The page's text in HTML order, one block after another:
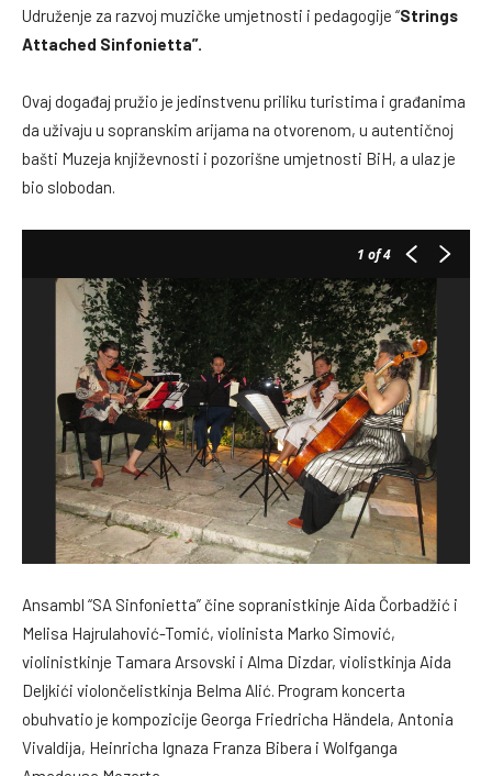
Udruženje za razvoj muzičke umjetnosti i pedagogije “Strings
Attached Sinfonietta”.
Ovaj događaj pružio je jedinstvenu priliku turistima i građanima
da uživaju u sopranskim arijama na otvorenom, u autentičnoj
bašti Muzeja književnosti i pozorišne umjetnosti BiH, a ulaz je
bio slobodan.
1 of 4
Ansambl “SA Sinfonietta” čine sopranistkinje Aida Čorbadžić i
Melisa Hajrulahović-Tomić, violinista Marko Simović,
violinistkinje Tamara Arsovski i Alma Dizdar, violistkinja Aida
Deljkići violončelistkinja Belma Alić. Program koncerta
obuhvatio je kompozicije Georga Friedricha Händela, Antonia
Vivaldija, Heinricha Ignaza Franza Bibera i Wolfganga